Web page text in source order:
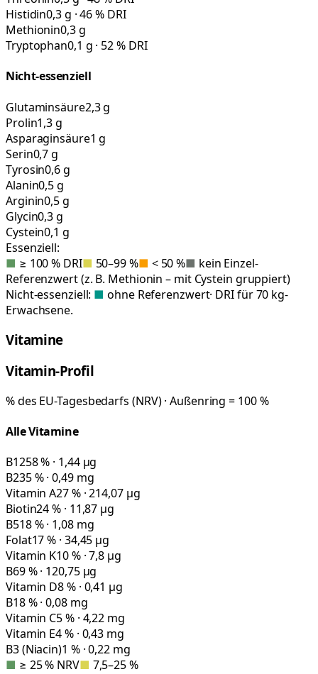
Histidin0,3 g · 46 % DRI
Methionin0,3 g
Tryptophan0,1 g · 52 % DRI
Nicht-essenziell
Glutaminsäure2,3 g
Prolin1,3 g
Asparaginsäure1 g
Serin0,7 g
Tyrosin0,6 g
Alanin0,5 g
Arginin0,5 g
Glycin0,3 g
Cystein0,1 g
Essenziell:
■ ≥ 100 % DRI■ 50–99 %■ < 50 %■ kein Einzel-
Referenzwert (z. B. Methionin – mit Cystein gruppiert)
Nicht-essenziell: ■ ohne Referenzwert· DRI für 70 kg-
Erwachsene.
Vitamine
Vitamin-Profil
% des EU-Tagesbedarfs (NRV) · Außenring = 100 %
Alle Vitamine
B1258 % · 1,44 µg
B235 % · 0,49 mg
Vitamin A27 % · 214,07 µg
Biotin24 % · 11,87 µg
B518 % · 1,08 mg
Folat17 % · 34,45 µg
Vitamin K10 % · 7,8 µg
B69 % · 120,75 µg
Vitamin D8 % · 0,41 µg
B18 % · 0,08 mg
Vitamin C5 % · 4,22 mg
Vitamin E4 % · 0,43 mg
B3 (Niacin)1 % · 0,22 mg
■ ≥ 25 % NRV■ 7,5–25 %